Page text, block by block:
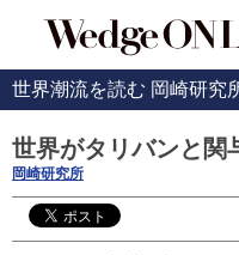
世界潮流を読む 岡崎研究
世界がタリバンと関
岡崎研究所